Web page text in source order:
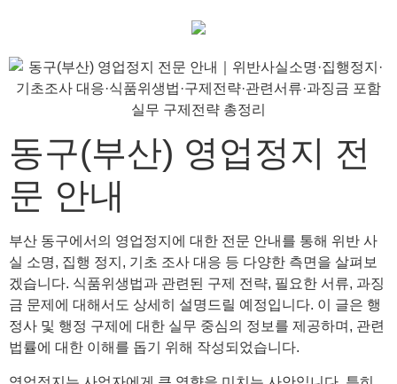
동구(부산) 영업정지 전
문 안내
부산 동구에서의 영업정지에 대한 전문 안내를 통해 위반 사
실 소명, 집행 정지, 기초 조사 대응 등 다양한 측면을 살펴보
겠습니다. 식품위생법과 관련된 구제 전략, 필요한 서류, 과징
금 문제에 대해서도 상세히 설명드릴 예정입니다. 이 글은 행
정사 및 행정 구제에 대한 실무 중심의 정보를 제공하며, 관련
법률에 대한 이해를 돕기 위해 작성되었습니다.